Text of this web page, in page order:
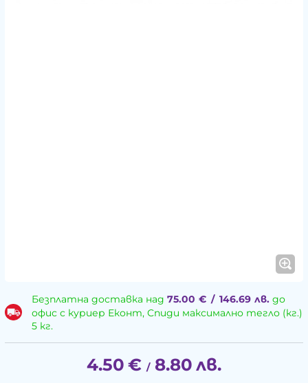
Безплатна доставка над 75.00 € / 146.69 лв.до
офис с куриер Еконт, Спиди максимално тегло (кг.)
5 кг.
4.50 € / 8.80 лв.